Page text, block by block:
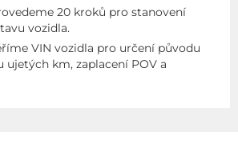
20 kroků pro stanovení
vozidla.
VIN vozidla pro určení původu
ujetých km, zaplacení POV a